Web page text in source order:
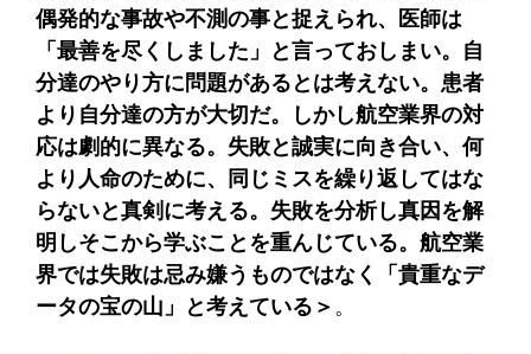
偶発的な事故や不測の事と捉えられ、医師は
「最善を尽くしました」と言っておしまい。自
分達のやり方に問題があるとは考えない。患者
より自分達の方が大切だ。しかし航空業界の対
応は劇的に異なる。失敗と誠実に向き合い、何
より人命のために、同じミスを繰り返してはな
らないと真剣に考える。失敗を分析し真因を解
明しそこから学ぶことを重んじている。航空業
界では失敗は忌み嫌うものではなく「貴重なデ
ータの宝の山」と考えている＞ 。